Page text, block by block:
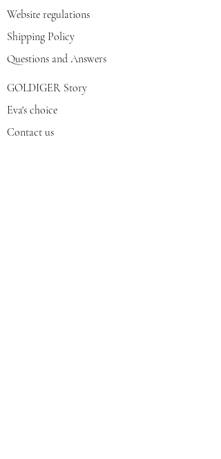
Website regulations
Shipping Policy
Questions and Answers
GOLDIGER Story
Eva's choice
Contact us